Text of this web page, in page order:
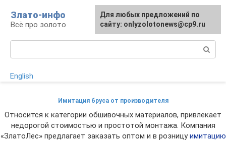
контенту
Злато-инфо
Всё про золото
English
Имитация бруса от производителя
Относится к категории обшивочных материалов, привлекает
недорогой стоимостью и простотой монтажа. Компания
«ЗлатоЛес» предлагает заказать оптом и в розницуимитацию
Для любых предложений по
сайту: onlyzolotonews@cp9.ru